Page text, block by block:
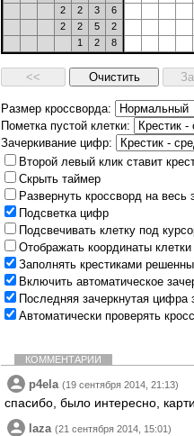
2
2 3
6
2
2 5
2
1
2 8
Размер кроссворда:
Пометка пустой клетки:
Зачеркивание цифр:
Второй левый клик ставит
Скрыть таймер
Развернуть кроссворд на
Подсветка цифр
Подсвечивать клетку под
Отображать координаты
Заполнять крестиками
Включить автоматическое
Последняя зачеркнутая цифра
Автоматически проверять
КОММЕНТАРИИ
p4ela (19 сентября 2014, 21:13)
спасибо, было интересно,
laza (21 сентября 2014, 15:01)